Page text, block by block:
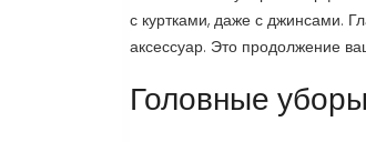
с куртками, даже с джинсами.
аксессуар. Это продолжение
Головные